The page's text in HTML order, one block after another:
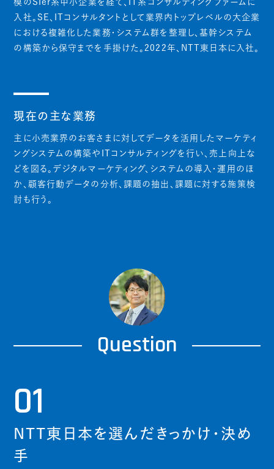
模のSIer系中小企業を経て、IT系コンサルティングファームに
入社。SE、ITコンサルタントとして業界内トップレベルの大企業
における複雑化した業務・システム群を整理し、基幹システム
の構築から保守までを手掛けた。2022年、NTT東日本に入社。
現在の主な業務
主に小売業界のお客さまに対してデータを活用したマーケティ
ングシステムの構築やITコンサルティングを行い、売上向上な
どを図る。デジタルマーケティング、システムの導入・運用のほ
か、顧客行動データの分析、課題の抽出、課題に対する施策検
討も行う。
Question
01
NTT東日本を選んだきっかけ・決め
手